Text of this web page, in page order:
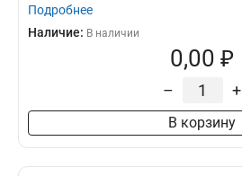
Подробнее
Наличие: В наличии
0,00 ₽
– +
В корзину